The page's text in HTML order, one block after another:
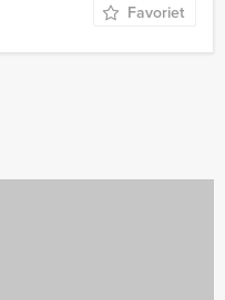
Favoriet